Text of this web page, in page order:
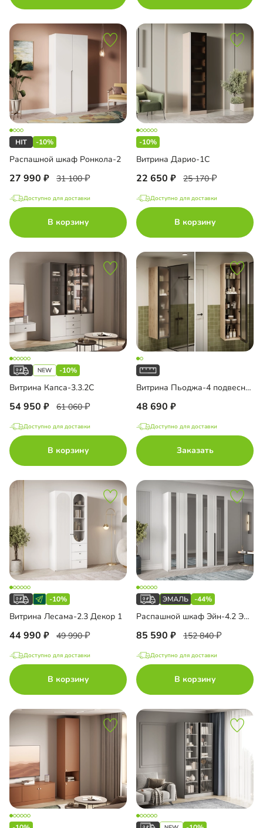
-10%
Распашной шкаф Ронкола-2
27 990 31 100
Доступно для доставки
В корзину
-10%
Витрина Дарио-1С
22 650 25 170
Доступно для доставки
В корзину
-10%
Витрина Капса-3.3.2С
54 950 61 060
Доступно для доставки
В корзину
Витрина Пьоджа-4 подвесная
48 690
Доступно для доставки
Заказать
-10%
Витрина Лесама-2.3 Декор 1
44 990 49 990
Доступно для доставки
В корзину
-44%
Распашной шкаф Эйн-4.2 Эмаль Декор 3
85 590 152 840
Доступно для доставки
В корзину